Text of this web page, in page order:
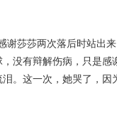
谢莎莎两次落后时站出
没有辩解伤病，只是
。这一次，她哭了，